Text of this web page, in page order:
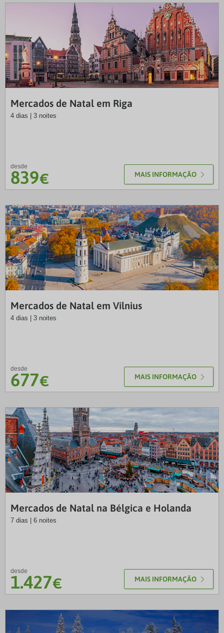
Mercados de Natal em Riga
4 dias | 3 noites
desde
839€ MAIS INFORMAÇÃO
Mercados de Natal em Vilnius
4 dias | 3 noites
desde
677€ MAIS INFORMAÇÃO
Mercados de Natal na Bélgica e Holanda
7 dias | 6 noites
desde
1.427€ MAIS INFORMAÇÃO